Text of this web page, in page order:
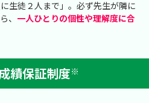
生徒２人まで」。必ず先生が隣に
、 一人ひとりの個性や理解度に合
績保証制度※